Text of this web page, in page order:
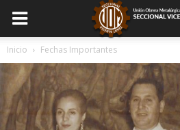
Inicio Fechas Importantes